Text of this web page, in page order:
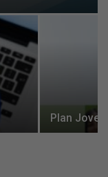
Plan Joven